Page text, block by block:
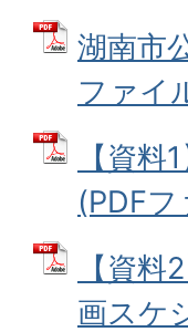
湖南市
ファイ
【資
(PDF
【資
画スケ